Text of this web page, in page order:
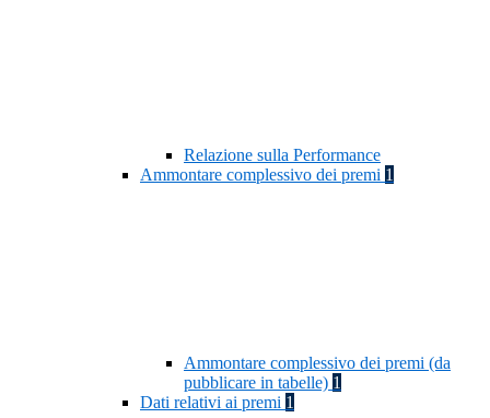
Relazione sulla Performance
Ammontare complessivo dei premi 1
Ammontare complessivo dei premi (da
pubblicare in tabelle) 1
Dati relativi ai premi 1